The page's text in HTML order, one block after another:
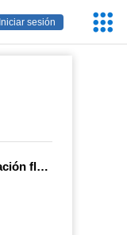
Iniciar sesión
"Coheté": ¡Levitación flamígera!